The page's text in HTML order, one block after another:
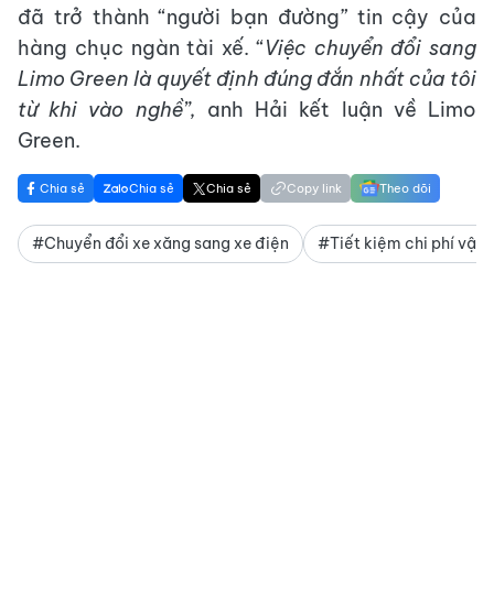
đã trở thành “người bạn đường” tin cậy của
hàng chục ngàn tài xế. “Việc chuyển đổi sang
Limo Green là quyết định đúng đắn nhất của tôi
từ khi vào nghề”, anh Hải kết luận về Limo
Green.
Chia sẻ Chia sẻ Chia sẻ Copy link Theo dõi
#Chuyển đổi xe xăng sang xe điện #Tiết kiệm chi phí vận